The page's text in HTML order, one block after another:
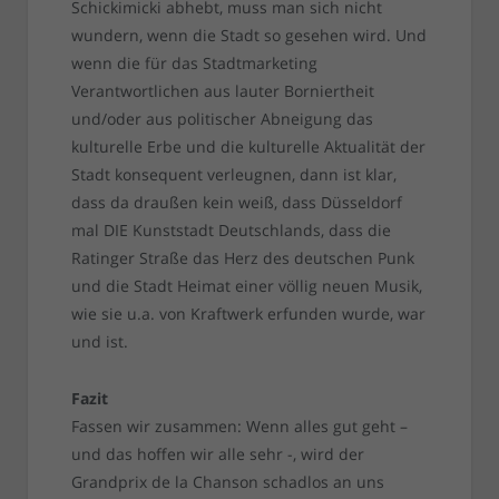
Schickimicki abhebt, muss man sich nicht
wundern, wenn die Stadt so gesehen wird. Und
wenn die für das Stadtmarketing
Verantwortlichen aus lauter Borniertheit
und/oder aus politischer Abneigung das
kulturelle Erbe und die kulturelle Aktualität der
Stadt konsequent verleugnen, dann ist klar,
dass da draußen kein weiß, dass Düsseldorf
mal DIE Kunststadt Deutschlands, dass die
Ratinger Straße das Herz des deutschen Punk
und die Stadt Heimat einer völlig neuen Musik,
wie sie u.a. von Kraftwerk erfunden wurde, war
und ist.
Fazit
Fassen wir zusammen: Wenn alles gut geht –
und das hoffen wir alle sehr -, wird der
Grandprix de la Chanson schadlos an uns